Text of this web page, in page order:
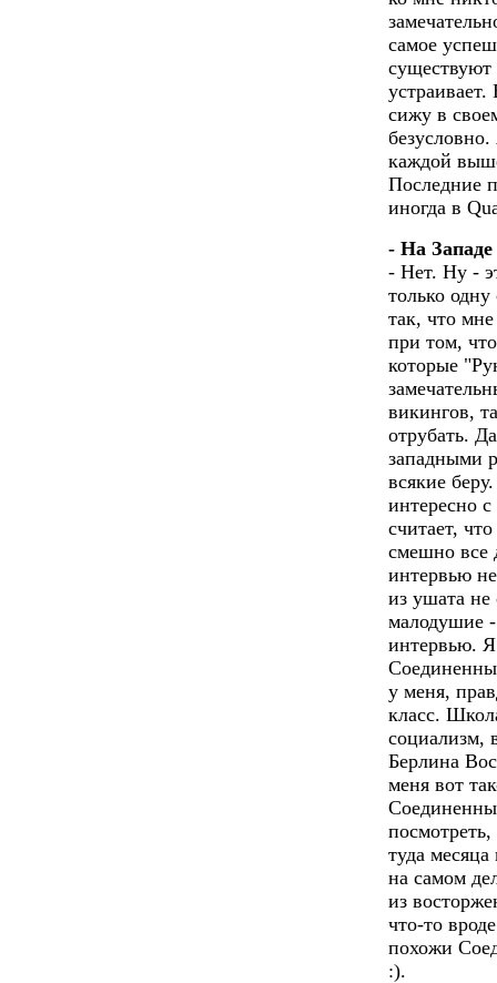
самое
существуют
сижу в
каждой
Последние
иногда в
- На
- Нет. Ну -
только
так, что
при том,
которые
викингов,
отрубать.
западными
всякие
интересно
считает,
смешно все
интервью
из ушата не
малодушие
интервью.
у меня,
класс.
социализм,
Берлина
меня вот
туда
на самом
из
что-то
похожи
:).